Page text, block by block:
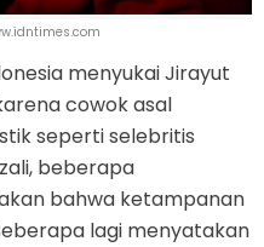
menyukai Jirayut
cowok asal
seperti selebritis
beberapa
bahwa ketampanan
lagi menyatakan